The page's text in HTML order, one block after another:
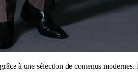
à une sélection de contenus